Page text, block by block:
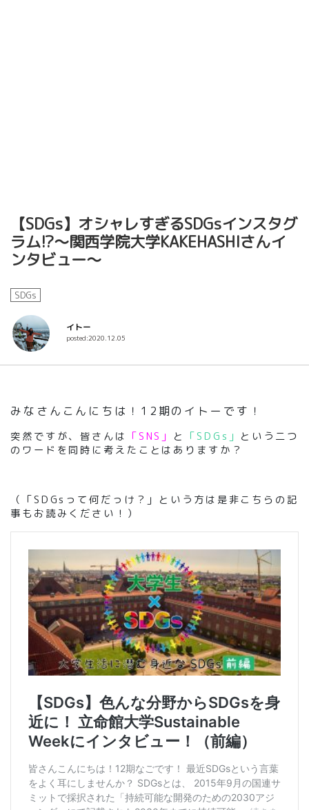
【SDGs】オシャレすぎるSDGsインスタグ
ラム!?～関西学院大学KAKEHASHIさんイ
ンタビュー～
SDGs
イトー
posted:2020.12.05
みなさんこんにちは！12期のイトーです！
突然ですが、皆さんは 「SNS」 と 「SDGs」 という二つ
のワードを同時に考えたことはありますか？
（「SDGsって何だっけ？」という方は是非こちらの記
事もお読みください！）